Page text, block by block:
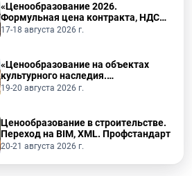
«Ценообразование 2026.
Формульная цена контракта, НДС
2026, ПИР, ПНР.»
17-18 августа 2026 г.
«Ценообразование на объектах
культурного наследия.
Реставрационные работы»
19-20 августа 2026 г.
Ценообразование в строительстве.
Переход на BIM, XML. Профстандарт
20-21 августа 2026 г.